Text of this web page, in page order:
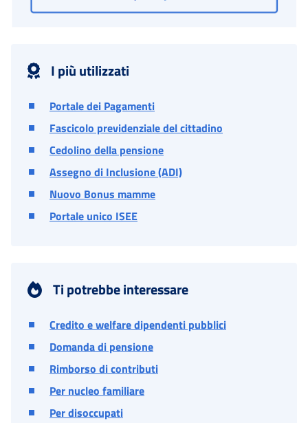
I più utilizzati
Portale dei Pagamenti
Fascicolo previdenziale del cittadino
Cedolino della pensione
Assegno di Inclusione (ADI)
Nuovo Bonus mamme
Portale unico ISEE
Ti potrebbe interessare
Credito e welfare dipendenti pubblici
Domanda di pensione
Rimborso di contributi
Per nucleo familiare
Per disoccupati